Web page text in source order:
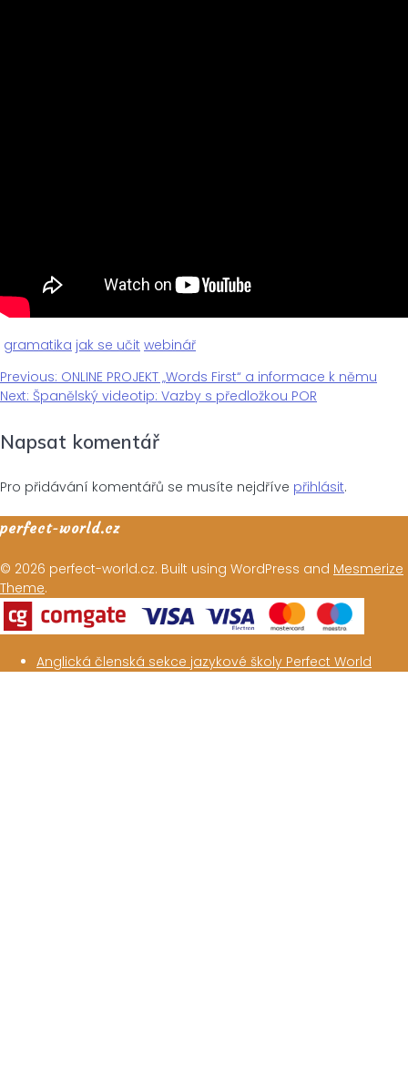
gramatika jak se učit webinář
Navigace
pro
příspěvek
Previous: Previous
post:
ONLINE PROJEKT „Words First“ a informace k němu
Next: Next
Španělský videotip: Vazby s předložkou POR
Napsat komentář
Pro přidávání komentářů se musíte nejdříve přihlásit.
perfect-world.cz
© 2026 perfect-world.cz. Built using WordPress and Mesmerize
Theme.
Anglická členská sekce jazykové školy Perfect World